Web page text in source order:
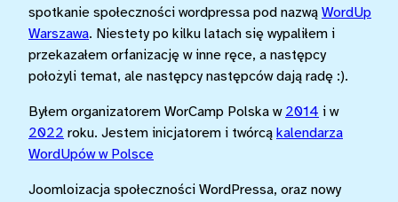
spotkanie społeczności wordpressa pod nazwą WordUp
Warszawa. Niestety po kilku latach się wypaliłem i
przekazałem orfanizację w inne ręce, a następcy
położyli temat, ale następcy następców dają radę :).
Byłem organizatorem WorCamp Polska w 2014 i w
2022 roku. Jestem inicjatorem i twórcą kalendarza
WordUpów w Polsce
Joomloizacja społeczności WordPressa, oraz nowy